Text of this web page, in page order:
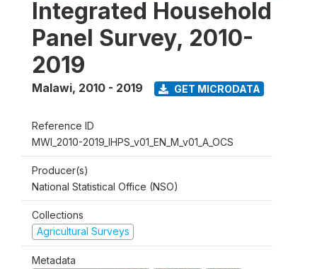
Integrated Household
Panel Survey, 2010-
2019
Malawi, 2010 - 2019 GET MICRODATA
Reference ID
MWI_2010-2019_IHPS_v01_EN_M_v01_A_OCS
Producer(s)
National Statistical Office (NSO)
Collections
Agricultural Surveys
Metadata